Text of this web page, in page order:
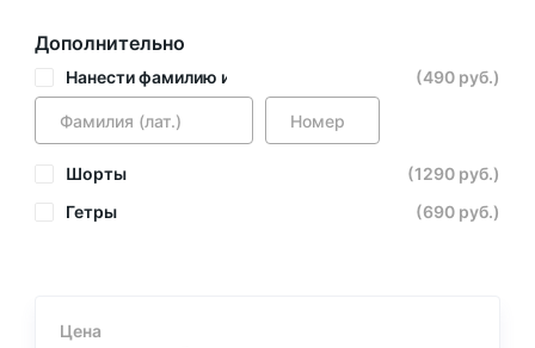
Дополнительно
Нанести фамилию и номер (490 руб.)
Шорты
(1290 руб.)
Гетры
(690 руб.)
Цена